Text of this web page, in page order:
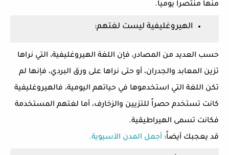
منها منتصراً يومياً.
الهيروغليفية ليست لغتهم:
حسب العديد من المصادر، فإن اللغة الهيروغليفية، التي نراها
تزين المعابد والجدران، أو حتى نراها على ورق البردي، فإنها لم
تكن اللغة التي استخدموها في حياتهم اليومية، فالهيروغليفية
كانت تستخدم حصراً للتزيين والزخارف، أما لغتهم المستخدمة
فكانت تسمى الهيراطيقية.
قد يعجبك أيضاً: أجمل المدن الآسيوية.